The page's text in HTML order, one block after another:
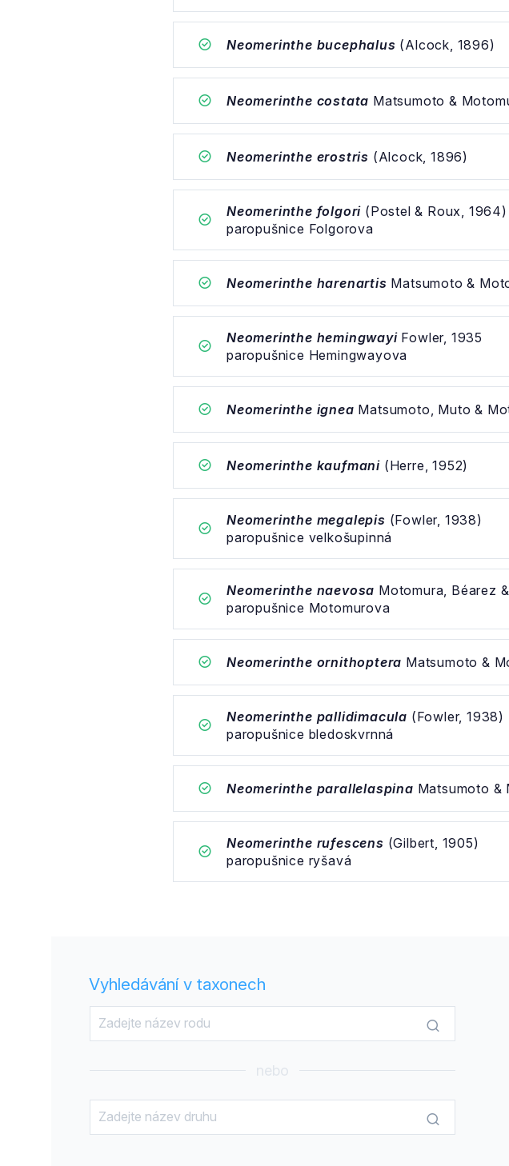
Neomerinthe bucephalus (Alcock, 1896)
Neomerinthe costata Matsumoto &
Neomerinthe erostris (Alcock, 1896)
Neomerinthe folgori (Postel & Roux, 1964)
paropušnice Folgorova
Neomerinthe harenartis Matsumoto &
Neomerinthe hemingwayiFowler, 1935
paropušnice Hemingwayova
Neomerinthe ignea Matsumoto, Muto &
Neomerinthe kaufmani (Herre, 1952)
Neomerinthe megalepis (Fowler, 1938)
paropušnice velkošupinná
Neomerinthe naevosa Motomura, Béarez
paropušnice Motomurova
Neomerinthe ornithoptera Matsumoto &
Neomerinthe pallidimacula (Fowler, 1938)
paropušnice bledoskvrnná
Neomerinthe parallelaspina Matsumoto &
Neomerinthe rufescens (Gilbert, 1905)
paropušnice ryšavá
Vyhledávání v taxonech
nebo